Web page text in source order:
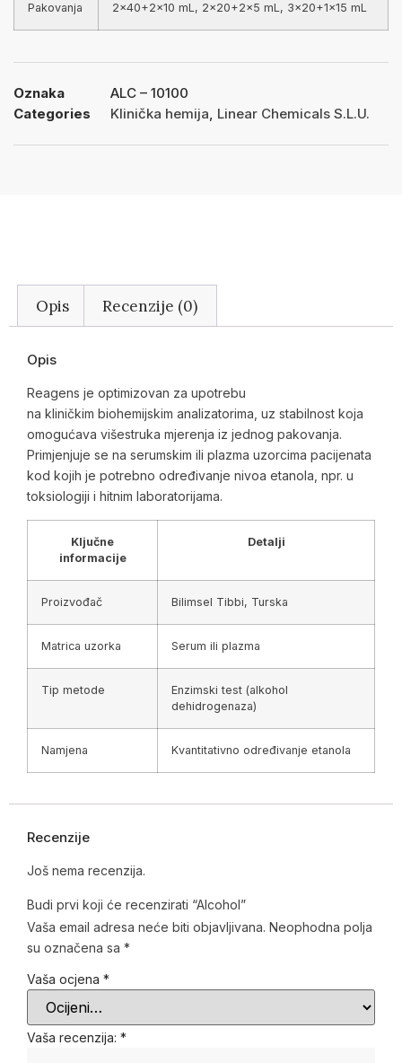
Pakovanja 2×40+2×10 mL, 2×20+2×5 mL, 3×20+1×15 mL
Oznaka
ALC – 10100
Categories
Klinička hemija, Linear Chemicals S.L.U.
Opis Recenzije (0)
Opis
Reagens je optimizovan za upotrebu
na kliničkim biohemijskim analizatorima, uz stabilnost koja
omogućava višestruka mjerenja iz jednog pakovanja.
Primjenjuje se na serumskim ili plazma uzorcima pacijenata
kod kojih je potrebno određivanje nivoa etanola, npr. u
toksiologiji i hitnim laboratorijama.
Ključne
informacije
Detalji
Proizvođač Bilimsel Tibbi, Turska
Matrica uzorka Serum ili plazma
Tip metode
Enzimski test (alkohol
dehidrogenaza)
Namjena Kvantitativno određivanje etanola
Recenzije
Još nema recenzija.
Budi prvi koji će recenzirati “Alcohol”
Vaša email adresa neće biti objavljivana. Neophodna polja
su označena sa *
Vaša ocjena *
Vaša recenzija: *